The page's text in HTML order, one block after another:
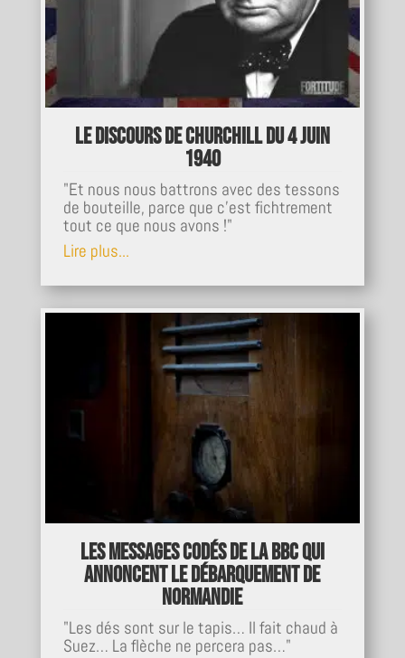
Le discours de Churchill du 4 juin
1940
"Et nous nous battrons avec des tessons
de bouteille, parce que c’est fichtrement
tout ce que nous avons !"
Lire plus...
Les messages codés de la BBC qui
annoncent le Débarquement de
Normandie
"Les dés sont sur le tapis… Il fait chaud à
Suez… La flèche ne percera pas…"